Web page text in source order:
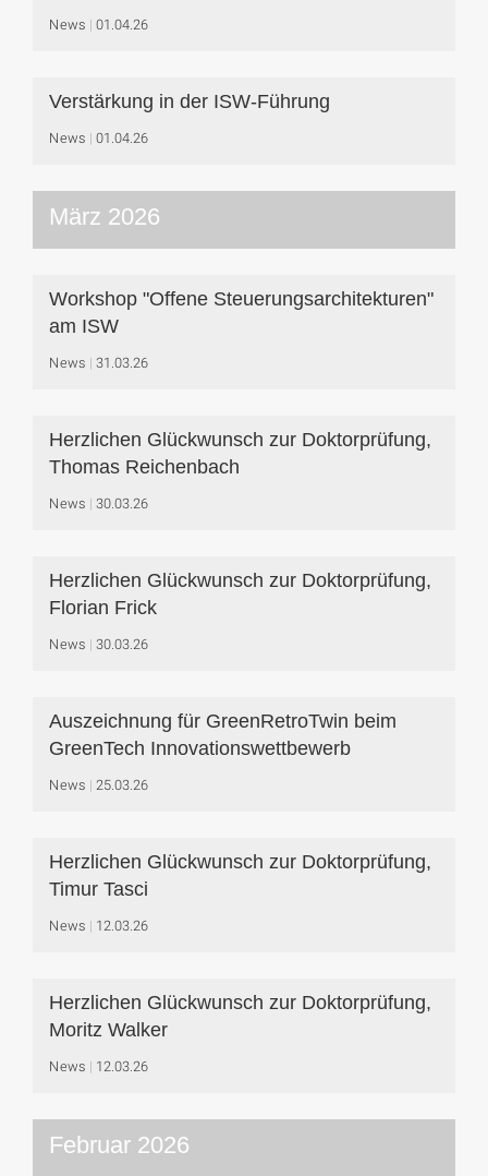
News 01.04.26
Verstärkung in der ISW-Führung
News 01.04.26
März 2026
Workshop "Offene Steuerungsarchitekturen"
am ISW
News 31.03.26
Herzlichen Glückwunsch zur Doktorprüfung,
Thomas Reichenbach
News 30.03.26
Herzlichen Glückwunsch zur Doktorprüfung,
Florian Frick
News 30.03.26
Auszeichnung für GreenRetroTwin beim
GreenTech Innovationswettbewerb
News 25.03.26
Herzlichen Glückwunsch zur Doktorprüfung,
Timur Tasci
News 12.03.26
Herzlichen Glückwunsch zur Doktorprüfung,
Moritz Walker
News 12.03.26
Februar 2026